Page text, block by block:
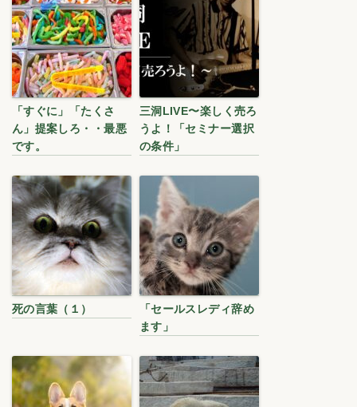
「すぐに」「たくさ
ん」提案しろ・・最悪
です。
三洞LIVE〜楽しく売ろ
うよ！「セミナー選択
の条件」
死の言葉（１）
「セールスレディ辞め
ます」